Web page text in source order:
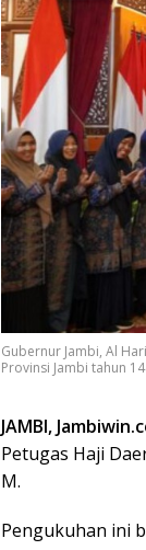
Gubernur Jambi, Al
Provinsi Jambi tahun
JAMBI,
Petugas Haji
M.
Pengukuhan ini